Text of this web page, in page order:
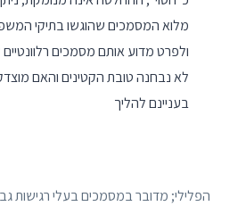
מלוא המסמכים שהוגשו בתיקי
ולפרט מדוע אותם מסמכים רלוונטיים
לא נבחנה טובת הקטינים והאם
בעניינם להליך
הפלילי; מדובר במסמכים בעלי רגישות